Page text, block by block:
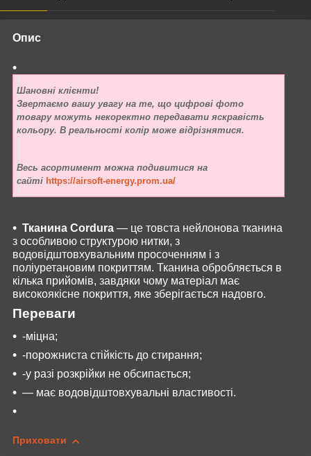
Опис
Шановні клієнти!
Звертаємо вашу увагу на те, що цифрові фото
товару можуть некоректно передавати яскравість
кольору. В реальності колір може відрізнятися.
Весь асортимент можна подивитися на
сайті https://airsoft-energy.prom.ua/
Тканина Cordura — це товста нейлонова тканина
з особливою структурою нитки, з
водовідштовхувальним просоченням і з
поліуретановим покриттям. Тканина обробляється в
кілька прийомів, завдяки чому матеріал має
високоякісне покриття, яке зберігається надовго.
Переваги
-міцна;
-порожниста стійкість до стирання;
-у разі розкрійки не обсипається;
— має водовідштовхувальні властивості.
Приховати